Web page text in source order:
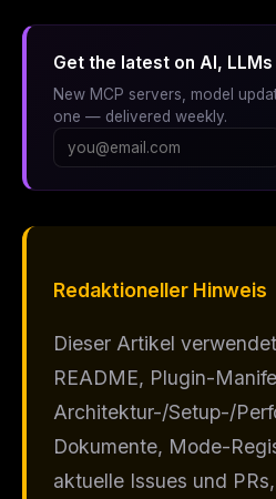
Get the latest on AI,
New MCP servers, model
one — delivered weekly.
Redaktioneller Hinweis
Dieser Artikel
README, Plugin-
Architektur-/Setup-/
Dokumente, Mode-
aktuelle Issues und